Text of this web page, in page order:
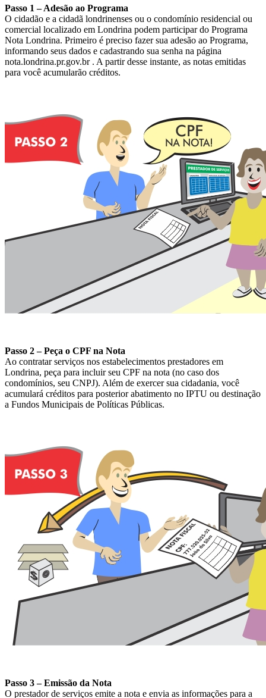
Passo 1 – Adesão ao Programa
O cidadão e a cidadã londrinenses ou o condomínio residencial ou
comercial localizado em Londrina podem participar do Programa
Nota Londrina. Primeiro é preciso fazer sua adesão ao Programa,
informando seus dados e cadastrando sua senha na página
nota.londrina.pr.gov.br . A partir desse instante, as notas emitidas
para você acumularão créditos.
Passo 2 – Peça o CPF na Nota
Ao contratar serviços nos estabelecimentos prestadores em
Londrina, peça para incluir seu CPF na nota (no caso dos
condomínios, seu CNPJ). Além de exercer sua cidadania, você
acumulará créditos para posterior abatimento no IPTU ou destinação
a Fundos Municipais de Políticas Públicas.
Passo 3 – Emissão da Nota
O prestador de serviços emite a nota e envia as informações para a